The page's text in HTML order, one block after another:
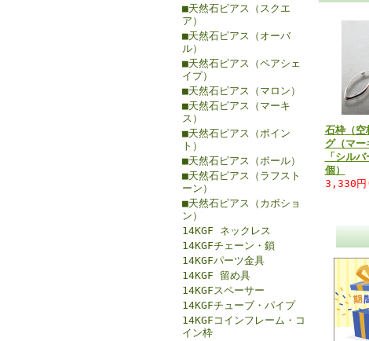
■天然石ピアス（スクエ
ア）
■天然石ピアス（オーバ
ル）
■天然石ピアス（ペアシェ
イプ）
■天然石ピアス（マロン）
■天然石ピアス（マーキ
ス）
■天然石ピアス（ポイン
ト）
■天然石ピアス（ボール）
■天然石ピアス（ラフスト
ーン）
■天然石ピアス（カボショ
ン）
14KGF ネックレス
14KGFチェーン・鎖
14KGFパーツ金具
14KGF 留め具
14KGFスペーサー
14KGFチューブ・パイプ
14KGFコインフレーム・コ
イン枠
石枠（空
グ（マー
「シル
個）
3,330円